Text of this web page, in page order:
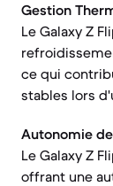
Gestion
Le Galaxy Z
ce qui
stables lors
Autonomie
Le Galaxy Z
offrant une